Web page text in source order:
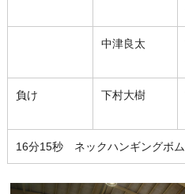
中津良太
負け 下村大樹
16分15秒 ネックハンギングボム